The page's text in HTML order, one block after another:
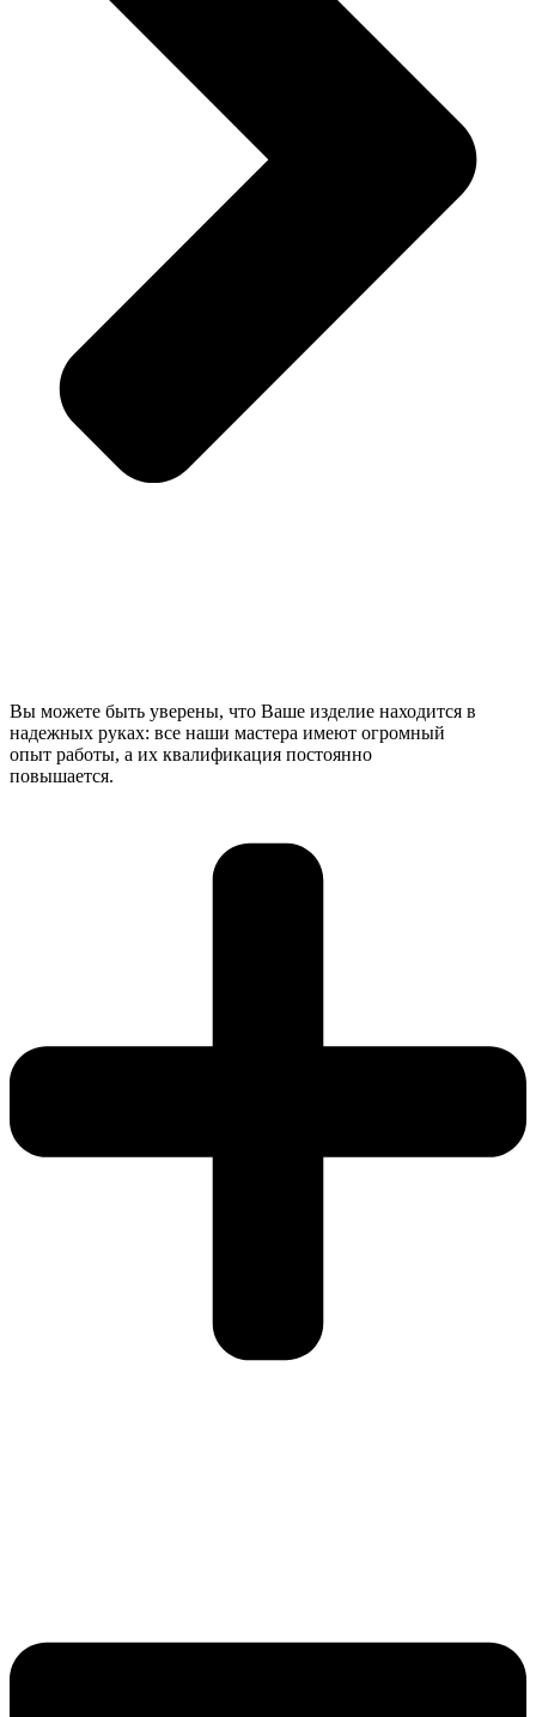
Вы можете быть уверены, что Ваше изделие находится в
надежных руках: все наши мастера имеют огромный
опыт работы, а их квалификация постоянно
повышается.